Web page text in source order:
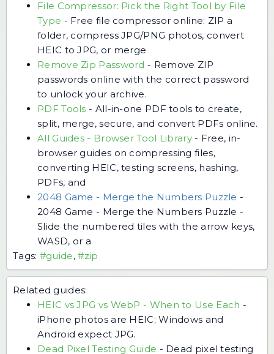
File Compressor: Pick the Right Tool by File
Type - Free file compressor online: ZIP a
folder, compress JPG/PNG photos, convert
HEIC to JPG, or merge
Remove Zip Password - Remove ZIP
passwords online with the correct password
to unlock your archive.
PDF Tools - All-in-one PDF tools to create,
split, merge, secure, and convert PDFs online.
All Guides - Browser Tool Library- Free, in-
browser guides on compressing files,
converting HEIC, testing screens, hashing,
PDFs, and
2048 Game - Merge the Numbers Puzzle -
2048 Game - Merge the Numbers Puzzle -
Slide the numbered tiles with the arrow keys,
WASD, or a
Tags: #guide,#zip
Related guides:
HEIC vs JPG vs WebP - When to Use Each -
iPhone photos are HEIC; Windows and
Android expect JPG.
Dead Pixel Testing Guide - Dead pixel testing